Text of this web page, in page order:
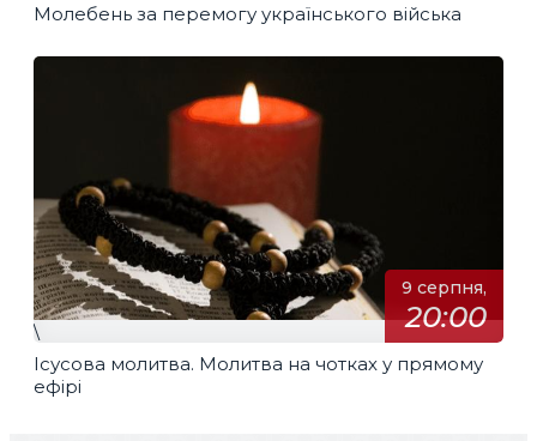
Молебень за перемогу українського війська
9 серпня,
20:00
\
Ісусова молитва. Молитва на чотках у прямому
ефірі